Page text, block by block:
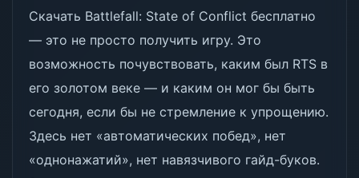
Скачать Battlefall: State of Conflict бесплатно
— это не просто получить игру. Это
возможность почувствовать, каким был RTS в
его золотом веке — и каким он мог бы быть
сегодня, если бы не стремление к упрощению.
Здесь нет «автоматических побед», нет
«однонажатий», нет навязчивого гайд-буков.